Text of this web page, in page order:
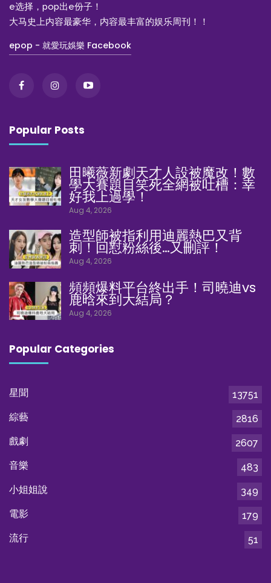
e选择，pop出e份子！
大马史上内容最豪华，内容最丰富的娱乐周刊！！
epop - 就愛玩娛樂 Facebook
Popular Posts
田曦薇新劇天才人設被魔改！數
學大賽題目笑死全網被吐槽：幸
好我上過學！
Aug 4, 2026
造型師被指利用迪麗熱巴又背
刺！回懟粉絲後…又刪評！
Aug 4, 2026
頻頻爆料平台終出手！司曉迪vs
鹿晗來到大結局？
Aug 4, 2026
Popular Categories
星聞
13751
綜藝
2816
戲劇
2607
音樂
483
小姐姐說
349
電影
179
流行
51